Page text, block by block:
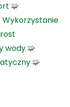
🧩
Wykorzystanie
wody 🧩
🧩